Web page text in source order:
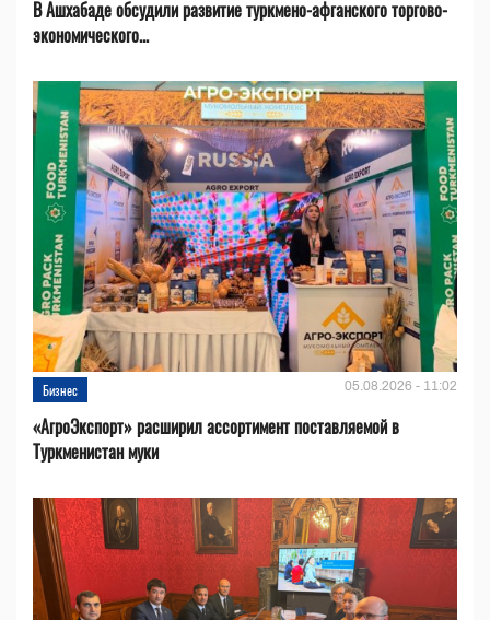
В Ашхабаде обсудили развитие туркмено-афганского торгово-
экономического...
Бизнес 05.08.2026 - 11:02
«АгроЭкспорт» расширил ассортимент поставляемой в
Туркменистан муки